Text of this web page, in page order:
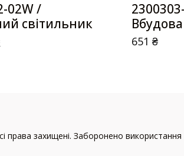
02W /
світильник
651₴
права захищені. Заборонено використання